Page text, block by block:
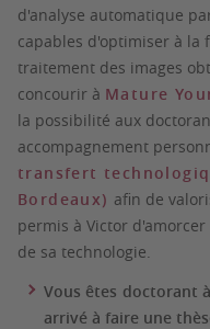
d'analyse automatique
capables d'optimiser à la
traitement des images
concourir à Mature
la possibilité aux
accompagnement
transfert
Bordeaux) afin de
permis à Victor
de sa technologie.
Vous êtes doctorant
arrivé à faire une